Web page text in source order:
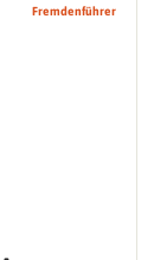
Fremdenführer